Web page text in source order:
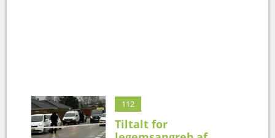
112
Tiltalt for